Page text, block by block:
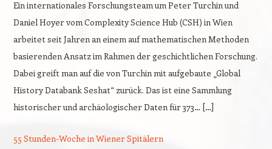
Ein internationales Forschungsteam um Peter Turchin und
Daniel Hoyer vom Complexity Science Hub (CSH) in Wien
arbeitet seit Jahren an einem auf mathematischen Methoden
basierenden Ansatz im Rahmen der geschichtlichen Forschung.
Dabei greift man auf die von Turchin mit aufgebaute „Global
History Databank Seshat“ zurück. Das ist eine Sammlung
historischer und archäologischer Daten für 373… […]
55 Stunden-Woche in Wiener Spitälern